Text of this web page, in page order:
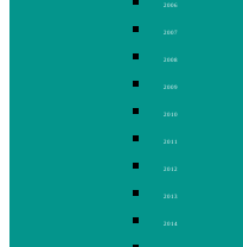
2006
2007
2008
2009
2010
2011
2012
2013
2014